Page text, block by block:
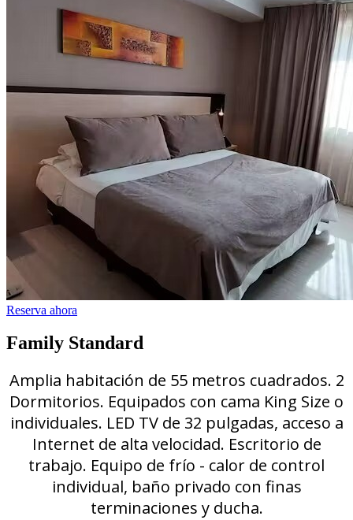
Reserva ahora
Family Standard
Amplia habitación de 55 metros cuadrados. 2
Dormitorios. Equipados con cama King Size o
individuales. LED TV de 32 pulgadas, acceso a
Internet de alta velocidad. Escritorio de
trabajo. Equipo de frío - calor de control
individual, baño privado con finas
terminaciones y ducha.